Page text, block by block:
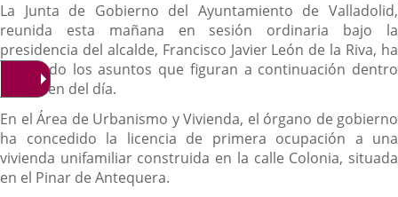
La Junta de Gobierno del Ayuntamiento de Valladolid,
reunida esta mañana en sesión ordinaria bajo la
presidencia del alcalde, Francisco Javier León de la Riva, ha
abordado los asuntos que figuran a continuación dentro
del orden del día.
En el Área de Urbanismo y Vivienda, el órgano de gobierno
ha concedido la licencia de primera ocupación a una
vivienda unifamiliar construida en la calle Colonia, situada
en el Pinar de Antequera.